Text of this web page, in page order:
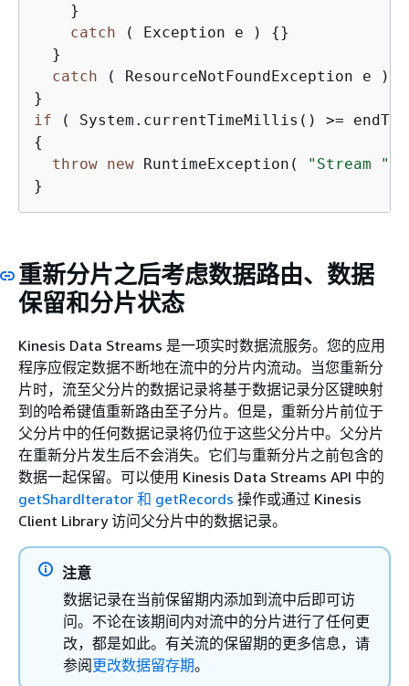
    }
catch ( Exception e ) {}
  }
catch ( ResourceNotFoundException e )
if
{
throw new RuntimeException( "Stream "
}
重新分片之后考虑数据路由、数据
保留和分片状态
Kinesis Data Streams 是一项实时数据流服务。您的应用
程序应假定数据不断地在流中的分片内流动。当您重新分
片时，流至父分片的数据记录将基于数据记录分区键映射
到的哈希键值重新路由至子分片。但是，重新分片前位于
父分片中的任何数据记录将仍位于这些父分片中。父分片
在重新分片发生后不会消失。它们与重新分片之前包含的
数据一起保留。可以使用 Kinesis Data Streams API 中的
getShardIterator 和 getRecords 操作或通过 Kinesis
Client Library 访问父分片中的数据记录。
注意
数据记录在当前保留期内添加到流中后即可访
问。不论在该期间内对流中的分片进行了任何更
改，都是如此。有关流的保留期的更多信息，请
参阅更改数据留存期。